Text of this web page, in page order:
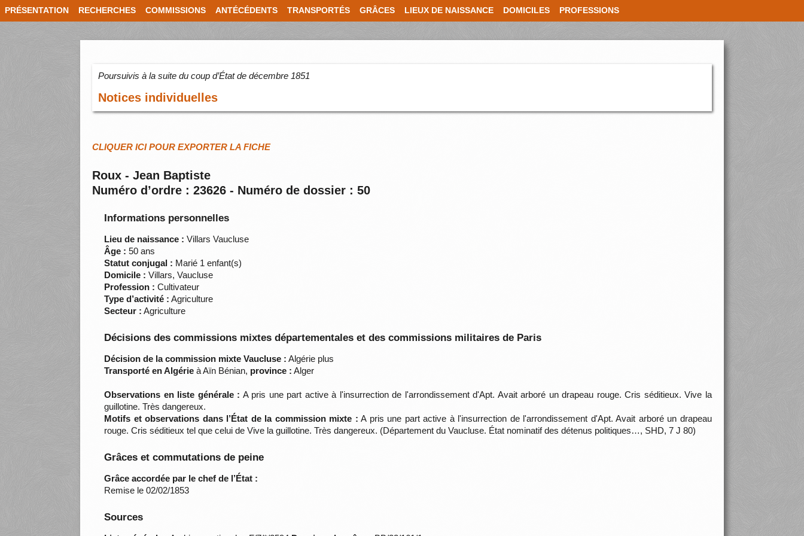
PRÉSENTATION RECHERCHES COMMISSIONS ANTÉCÉDENTS TRANSPORTÉS GRÂCES LIEUX DE NAISSANCE DOMICILES PROFESSIONS
Poursuivis à la suite du coup d’État de décembre 1851
Notices individuelles
CLIQUER ICI POUR EXPORTER LA FICHE
Roux - Jean Baptiste
Numéro d’ordre : 23626 - Numéro de dossier : 50
Informations personnelles
Lieu de naissance : Villars Vaucluse
Âge : 50 ans
Statut conjugal : Marié 1 enfant(s)
Domicile : Villars, Vaucluse
Profession : Cultivateur
Type d’activité : Agriculture
Secteur : Agriculture
Décisions des commissions mixtes départementales et des commissions militaires de Paris
Décision de la commission mixte Vaucluse : Algérie plus
Transporté en Algérie à Aïn Bénian, province : Alger
Observations en liste générale : A pris une part active à l'insurrection de l'arrondissement d'Apt. Avait arboré un drapeau rouge. Cris séditieux. Vive la
guillotine. Très dangereux.
Motifs et observations dans l’État de la commission mixte : A pris une part active à l'insurrection de l'arrondissement d'Apt. Avait arboré un drapeau
rouge. Cris séditieux tel que celui de Vive la guillotine. Très dangereux. (Département du Vaucluse. État nominatif des détenus politiques…, SHD, 7 J 80)
Grâces et commutations de peine
Grâce accordée par le chef de l’État :
Remise le 02/02/1853
Sources